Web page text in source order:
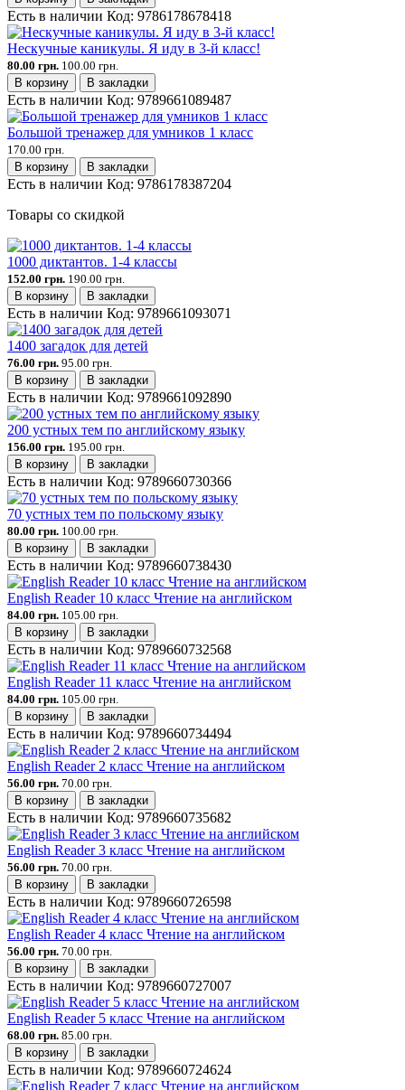
Есть в наличии Код: 9786178678418
Нескучные каникулы. Я иду в 3-й класс!
80.00 грн. 100.00 грн.
В корзину
В закладки
Есть в наличии Код: 9789661089487
Большой тренажер для умников 1 класс
170.00 грн.
В корзину
В закладки
Есть в наличии Код: 9786178387204
Товары со скидкой
1000 диктантов. 1-4 классы
152.00 грн. 190.00 грн.
В корзину
В закладки
Есть в наличии Код: 9789661093071
1400 загадок для детей
76.00 грн. 95.00 грн.
В корзину
В закладки
Есть в наличии Код: 9789661092890
200 устных тем по английскому языку
156.00 грн. 195.00 грн.
В корзину
В закладки
Есть в наличии Код: 9789660730366
70 устных тем по польскому языку
80.00 грн. 100.00 грн.
В корзину
В закладки
Есть в наличии Код: 9789660738430
English Reader 10 класс Чтение на английском
84.00 грн. 105.00 грн.
В корзину
В закладки
Есть в наличии Код: 9789660732568
English Reader 11 класс Чтение на английском
84.00 грн. 105.00 грн.
В корзину
В закладки
Есть в наличии Код: 9789660734494
English Reader 2 класс Чтение на английском
56.00 грн. 70.00 грн.
В корзину
В закладки
Есть в наличии Код: 9789660735682
English Reader 3 класс Чтение на английском
56.00 грн. 70.00 грн.
В корзину
В закладки
Есть в наличии Код: 9789660726598
English Reader 4 класс Чтение на английском
56.00 грн. 70.00 грн.
В корзину
В закладки
Есть в наличии Код: 9789660727007
English Reader 5 класс Чтение на английском
68.00 грн. 85.00 грн.
В корзину
В закладки
Есть в наличии Код: 9789660724624